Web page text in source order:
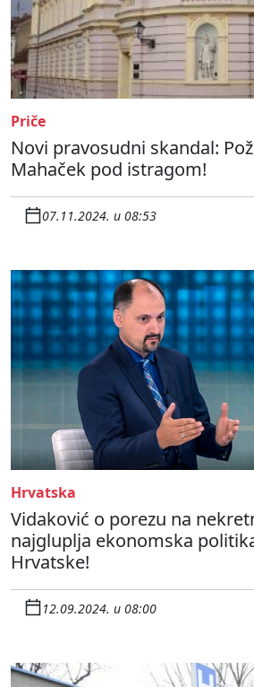
Priče
Novi pravosudni skandal:
Mahaček pod istragom!
07.11.2024. u 08:53
Hrvatska
Vidaković o porezu na
najgluplja ekonomska
Hrvatske!
12.09.2024. u 08:00